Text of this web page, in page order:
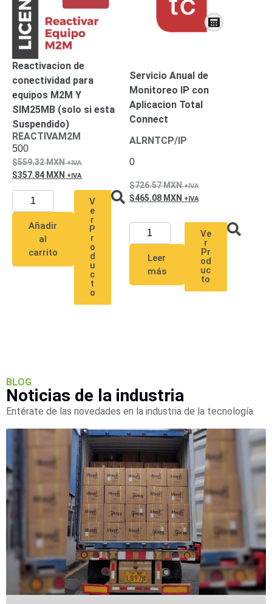
Dash
Cams y
Body
Cams
AccesoriosBody
Cams
(Portátiles)Cámaras
MóvilesDash
Cams
Videoporteros
Interfonos
AccesoriosIntercomunicadores
AnalógicosVideoporteros
Reactivacion de
conectividad para
equipos M2M Y
SIM25MB (solo si esta
Suspendido)
REACTIVAM2M
500
559.32MXN
357.84 MXN
Añadir
al
carrito
V
e
r
P
r
o
d
u
c
t
o
Servicio Anual de
Monitoreo IP con
Aplicacion Total
Connect
ALRNTCP/IP
0
726.57MXN
465.08 MXN
Leer
más
Ve
r
Pr
od
uc
to
BLOG
Noticias de la industria
Entérate de las novedades en la industria de la tecnología.